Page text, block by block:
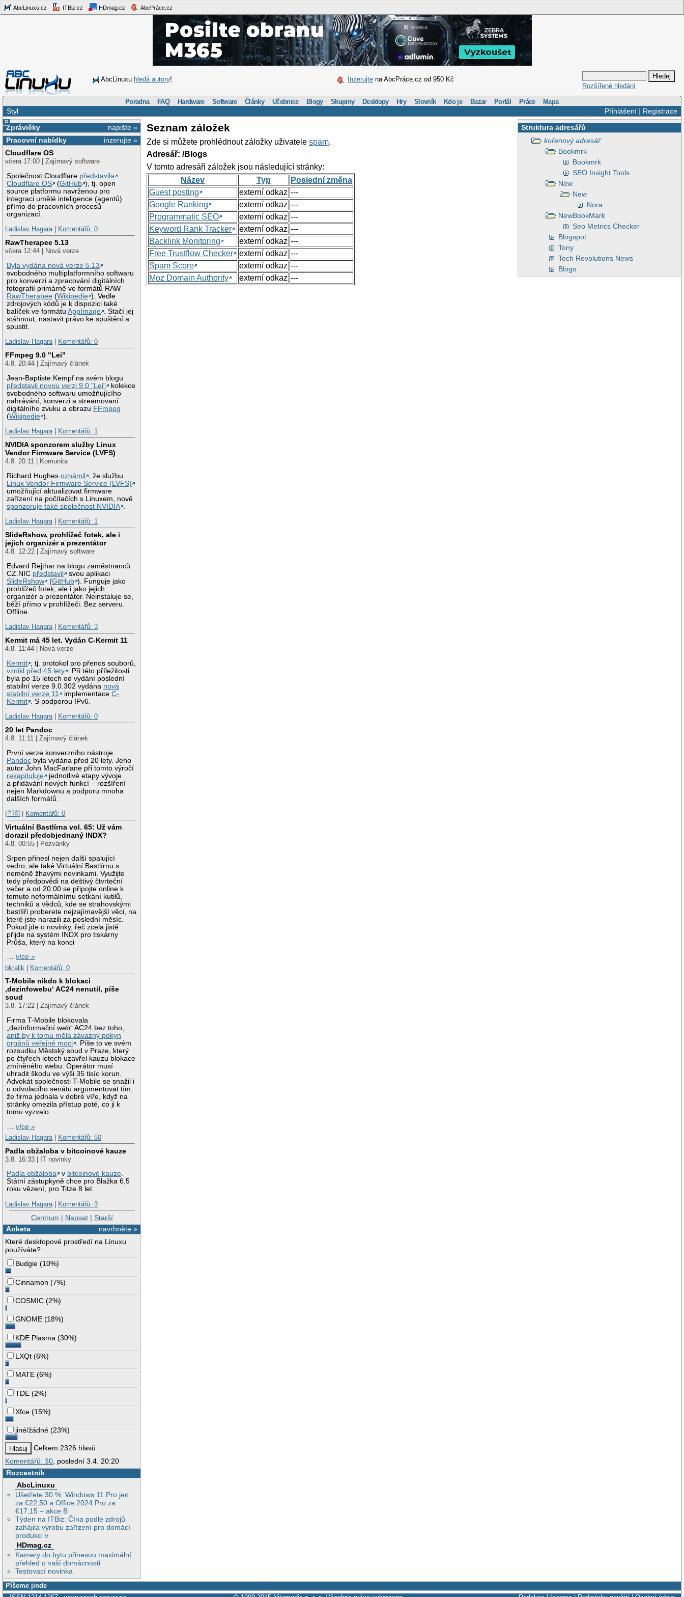
AbcLinuxu.cz ITBiz.cz HDmag.cz AbcPráce.cz
AbcLinuxu hledá autory! Inzerujte na AbcPráce.cz od 950 Kč
Rozšířené hledání
Poradna FAQ Hardware Software Články Učebnice Blogy Skupiny Desktopy Hry Slovník Kdo je Bazar Portál Práce Mapa
Přihlášení| Registrace
Styl
×
napište »
Zprávičky
inzerujte »
Pracovní nabídky
Cloudflare OS
včera 17:00 | Zajímavý software
Společnost Cloudflare představila
Cloudflare OS
(GitHub ), tj. open
source platformu navrženou pro
integraci umělé inteligence (agentů)
přímo do pracovních procesů
organizací.
Ladislav Hagara| Komentářů: 0
RawTherapee 5.13
včera 12:44 | Nová verze
Byla vydána nová verze 5.13
svobodného multiplatformního softwaru
pro konverzi a zpracování digitálních
fotografií primárně ve formátů RAW
RawTherapee (Wikipedie ). Vedle
zdrojových kódů je k dispozici také
balíček ve formátuAppImage
. Stačí jej
stáhnout, nastavit právo ke spuštění a
spustit.
Ladislav Hagara| Komentářů: 0
FFmpeg 9.0 "Lei"
4.8. 20:44 | Zajímavý článek
Jean-Baptiste Kempf na svém blogu
představil novou verzi 9.0 "Lei"
kolekce
svobodného softwaru umožňujícího
nahrávání, konverzi a streamovaní
digitálního zvuku a obrazu FFmpeg
(Wikipedie ).
Ladislav Hagara| Komentářů: 1
NVIDIA sponzorem služby Linux
Vendor Firmware Service (LVFS)
4.8. 20:11 | Komunita
Richard Hughesoznámil
, že službu
Linux Vendor Firmware Service (LVFS)
umožňující aktualizovat firmware
zařízení na počítačích s Linuxem, nově
sponzoruje také společnost NVIDIA
Ladislav Hagara| Komentářů: 1
SlideRshow, prohlížeč fotek, ale i
jejich organizér a prezentátor
4.8. 12:22 | Zajímavý software
Edvard Rejthar na blogu zaměstnanců
CZ.NIC představil
svou aplikaci
SlideRshow
(GitHub ). Funguje jako
prohlížeč fotek, ale i jako jejich
organizér a prezentátor. Neinstaluje se,
běží přímo v prohlížeči. Bez serveru.
Offline.
Ladislav Hagara| Komentářů: 3
Kermit má 45 let. Vydán C-Kermit 11
4.8. 11:44 | Nová verze
Kermit
, tj. protokol pro přenos souborů,
vznikl před 45 lety
. Při této příležitosti
byla po 15 letech od vydání poslední
stabilní verze 9.0.302 vydána nová
stabilní verze 11
implementaceC-
Kermit
. S podporou IPv6.
Ladislav Hagara| Komentářů: 0
20 let Pandoc
4.8. 11:11 | Zajímavý článek
První verze konverzního nástroje
Pandoc byla vydána před 20 lety. Jeho
autor John MacFarlane při tomto výročí
rekapituluje
jednotlivé etapy vývoje
a přidávání nových funkcí – rozšíření
nejen Markdownu a podporu mnoha
dalších formátů.
|🇵🇸
Komentářů: 0
Virtuální Bastlírna vol. 65: Už vám
dorazil předobjednaný INDX?
4.8. 00:55 | Pozvánky
Srpen přinesl nejen další spalující
vedro, ale také Virtuální Bastlírnu s
neméně žhavými novinkami. Využijte
tedy předpovědi na deštivý čtvrteční
večer a od 20:00 se připojte online k
tomuto neformálnímu setkání kutilů,
techniků a vědců, kde se strahovskými
bastlíři proberete nejzajímavější věci, na
které jste narazili za poslední měsíc.
Pokud jde o novinky, řeč zcela jistě
přijde na systém INDX pro tiskárny
Průša, který na konci
…více »
bkralik | Komentářů: 0
T-Mobile nikdo k blokaci
‚dezinfowebu‘ AC24 nenutil, píše
soud
3.8. 17:22 | Zajímavý článek
Firma T-Mobile blokovala
„dezinformační web“ AC24 bez toho,
aniž by k tomu měla závazný pokyn
orgánů veřejné moci
. Píše to ve svém
rozsudku Městský soud v Praze, který
po čtyřech letech uzavřel kauzu blokace
zmíněného webu. Operátor musí
uhradit škodu ve výši 35 tisíc korun.
Advokát společnosti T-Mobile se snažil i
u odvolacího senátu argumentovat tím,
že firma jednala v dobré víře, když na
stránky omezila přístup poté, co ji k
tomu vyzvalo
…více »
Ladislav Hagara| Komentářů: 50
Padla obžaloba v bitcoinové kauze
3.8. 16:33 | IT novinky
Padla obžaloba
v bitcoinové kauze.
Státní zástupkyně chce pro Blažka 6,5
roku vězení, pro Titze 8 let.
Ladislav Hagara| Komentářů: 3
Centrum | Napsat| Starší
navrhněte »
Anketa
Které desktopové prostředí na Linuxu
používáte?
Budgie (10%)
Cinnamon (7%)
COSMIC (2%)
GNOME (18%)
KDE Plasma (30%)
LXQt (6%)
MATE (6%)
TDE (2%)
Xfce (15%)
jiné/žádné (23%)
Celkem 2326 hlasů
Komentářů: 30 , poslední 3.4. 20:20
Rozcestník
AbcLinuxu
Ušetřete 30 %: Windows 11 Pro jen
za €22,50 a Office 2024 Pro za
€17,15 – akce B
Týden na ITBiz: Čína podle zdrojů
zahájila výrobu zařízení pro domácí
produkci v
HDmag.cz
Kamery do bytu přinesou maximální
přehled o vaší domácnosti
Testovací novinka
Struktura adresářů
kořenový adresář
Bookmrk
Bookmrk
SEO Insight Tools
New
New
Nora
NewBookMark
Seo Metrics Checker
Blogspot
Tony
Tech Revolutions News
Blogs
Seznam záložek
Zde si můžete prohlédnout záložky uživatelespam.
Adresář: /Blogs
V tomto adresáři záložek jsou následující stránky:
Název
Typ
Poslední změna
Guest posting
externí odkaz ---
Google Ranking
externí odkaz ---
Programmatic SEO
externí odkaz ---
Keyword Rank Tracker
externí odkaz ---
Backlink Monitoring
externí odkaz ---
Free Trustflow Checker
externí odkaz ---
Spam Score
externí odkaz ---
Moz Domain Authority
externí odkaz ---
Píšeme jinde